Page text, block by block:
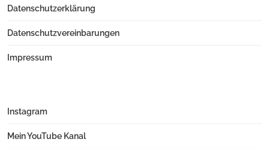
Datenschutzerklärung
Datenschutzvereinbarungen
Impressum
Instagram
Mein YouTube Kanal